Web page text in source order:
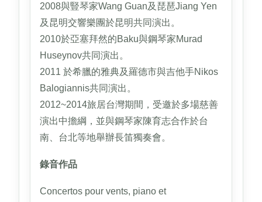
2008與豎琴家Wang Guan及琵琶Jiang Yen
及昆明交響樂團於昆明共同演出。
2010於亞塞拜然的Baku與鋼琴家Murad
Huseynov共同演出。
2011 於希臘的雅典及羅德市與吉他手Nikos
Balogiannis共同演出。
2012~2014旅居台灣期間，受邀於多場慈善
演出中擔綱，並與鋼琴家陳育志合作於台
南、台北等地舉辦長笛獨奏會。
錄音作品
Concertos pour vents, piano et